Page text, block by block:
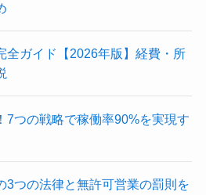
全ガイド【2026年版】経費・所
7つの戦略で稼働率90%を実現す
3つの法律と無許可営業の罰則を